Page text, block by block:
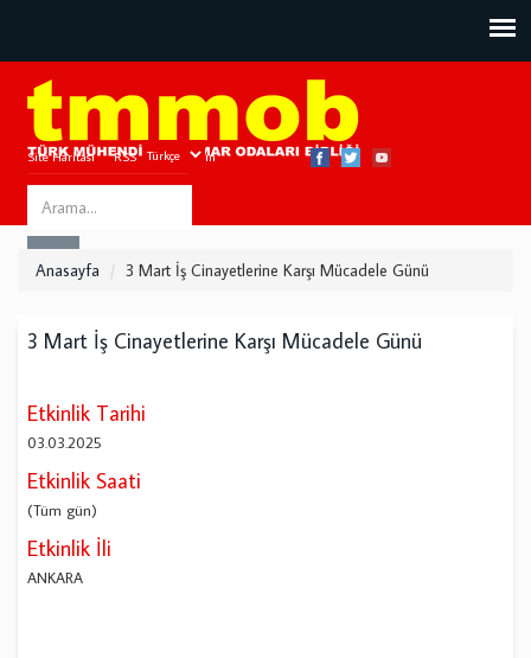
Site Haritası RSS Bize Ulaşın
Search
this
Anasayfa 3 Mart İş Cinayetlerine Karşı Mücadele Günü
3 Mart İş Cinayetlerine Karşı Mücadele Günü
Etkinlik Tarihi
03.03.2025
Etkinlik Saati
(Tüm gün)
Etkinlik İli
ANKARA